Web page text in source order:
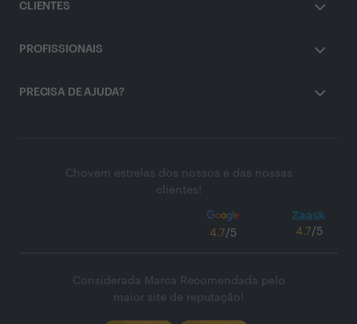
CLIENTES
PROFISSIONAIS
PRECISA DE AJUDA?
Chovem estrelas dos nossos e das nossas
clientes!
4.7/5 4.7/5
Considerada Marca Recomendada pelo
maior site de reputação!